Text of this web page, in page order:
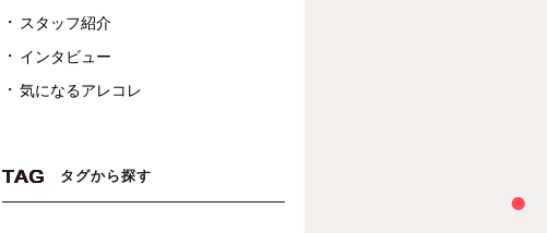
スタッフ紹介
インタビュー
気になるアレコレ
TAG タグから探す